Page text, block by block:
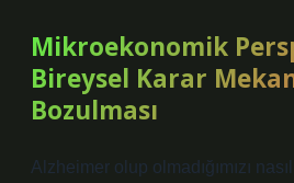
Mikroekonomik
Bireysel Karar
Bozulması
Alzheimer olup olmadığımızı